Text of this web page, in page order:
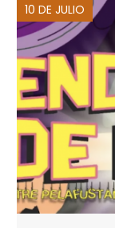
10 DE JULIO